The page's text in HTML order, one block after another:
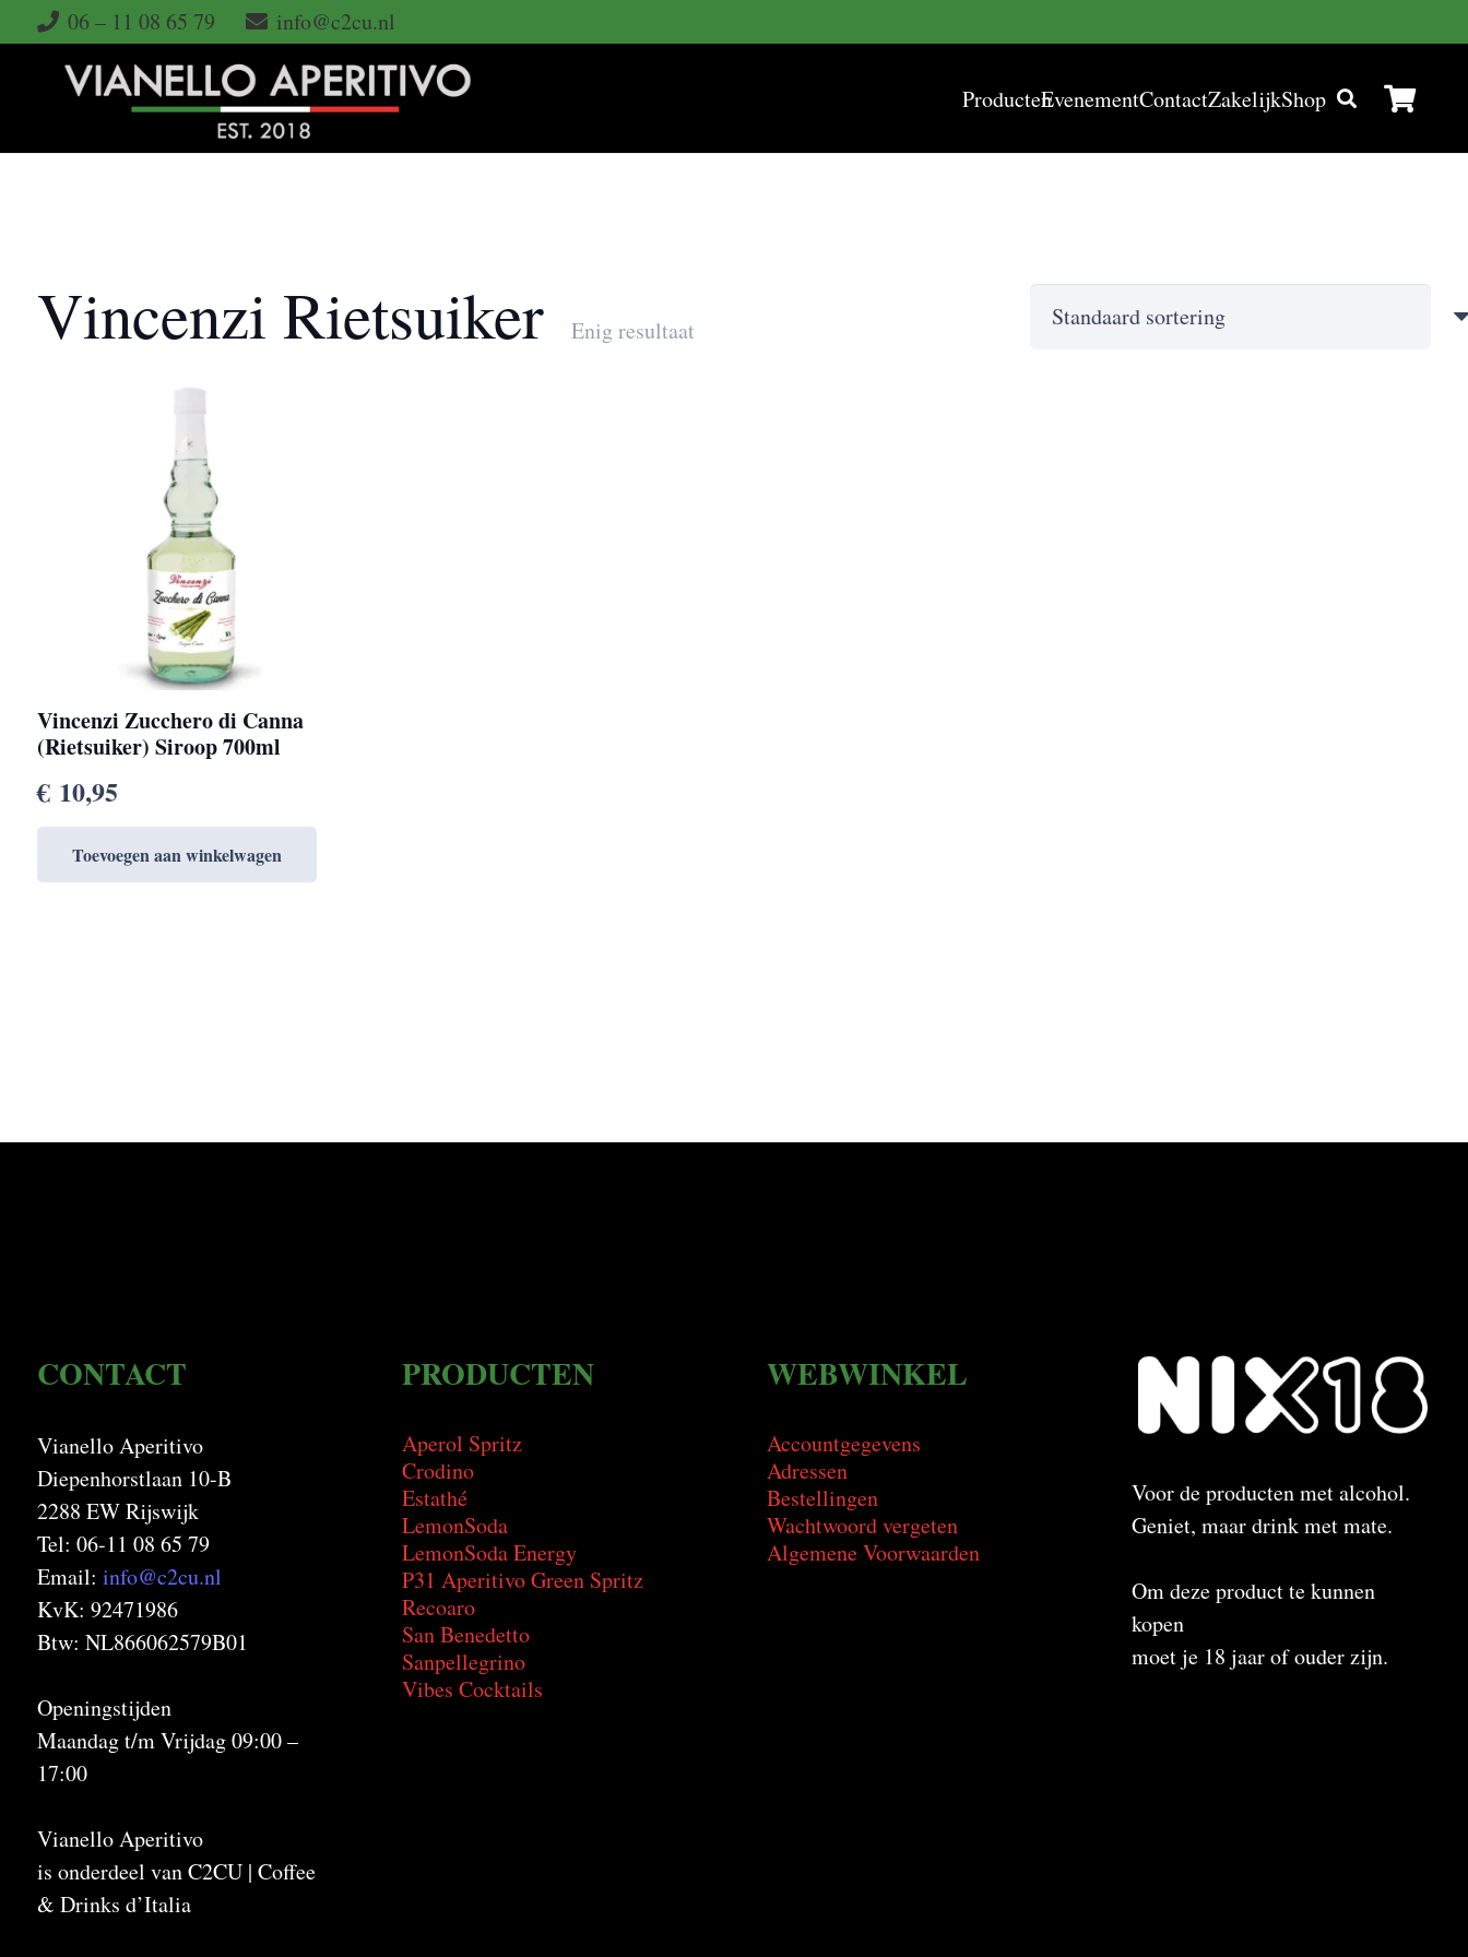
06 – 11 08 65 79 info@c2cu.nl
ProductenEvenementContactZakelijkShop
Vincenzi Rietsuiker Enig resultaat
Vincenzi Zucchero di Canna
(Rietsuiker) Siroop 700ml
€10,95
Toevoegen aan winkelwagen
CONTACT
Vianello Aperitivo
Diepenhorstlaan 10-B
2288 EW Rijswijk
Tel: 06-11 08 65 79
Email: info@c2cu.nl
KvK: 92471986
Btw: NL866062579B01
Openingstijden
Maandag t/m Vrijdag 09:00 –
17:00
Vianello Aperitivo
is onderdeel van C2CU | Coffee
& Drinks d’Italia
PRODUCTEN
Aperol Spritz
Crodino
Estathé
LemonSoda
LemonSoda Energy
P31 Aperitivo Green Spritz
Recoaro
San Benedetto
Sanpellegrino
Vibes Cocktails
WEBWINKEL
Accountgegevens
Adressen
Bestellingen
Wachtwoord vergeten
Algemene Voorwaarden
Voor de producten met alcohol.
Geniet, maar drink met mate.
Om deze product te kunnen
kopen
moet je 18 jaar of ouder zijn.